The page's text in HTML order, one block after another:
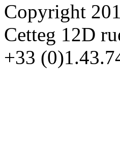
Copyright
Cetteg 12D
+33